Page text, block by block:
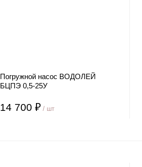
Погружной насос ВОДОЛЕЙ
БЦПЭ 0,5-25У
14 700 ₽ / шт